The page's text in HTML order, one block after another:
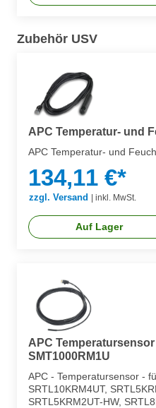
Zubehör USV
APC Temperatur- und
APC Temperatur- und
134,11 €*
zzgl. Versand inkl. MwSt.
Auf Lager
APC Temperatursensor
SMT1000RM1U
APC - Temperatursensor -
SRTL10KRM4UT,
SRTL5KRM2UT-HW,